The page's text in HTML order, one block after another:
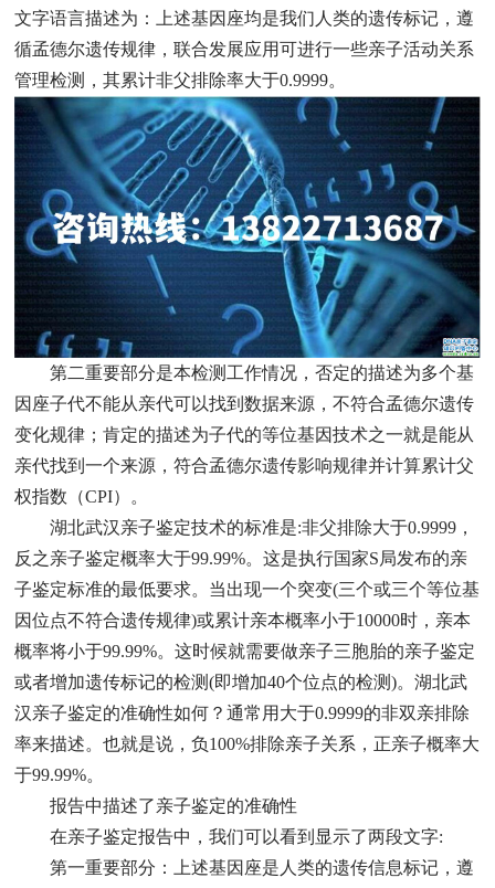
文字语言描述为：上述基因座均是我们人类的遗传标记，遵
循孟德尔遗传规律，联合发展应用可进行一些亲子活动关系
管理检测，其累计非父排除率大于0.9999。
第二重要部分是本检测工作情况，否定的描述为多个基
因座子代不能从亲代可以找到数据来源，不符合孟德尔遗传
变化规律；肯定的描述为子代的等位基因技术之一就是能从
亲代找到一个来源，符合孟德尔遗传影响规律并计算累计父
权指数（CPI）。
湖北武汉亲子鉴定技术的标准是:非父排除大于0.9999 ，
反之亲子鉴定概率大于99.99%。这是执行国家S局发布的亲
子鉴定标准的最低要求。当出现一个突变(三个或三个等位基
因位点不符合遗传规律)或累计亲本概率小于10000时，亲本
概率将小于99.99%。这时候就需要做亲子三胞胎的亲子鉴定
或者增加遗传标记的检测(即增加40个位点的检测)。 湖北武
汉亲子鉴定的准确性如何？通常用大于0.9999的非双亲排除
率来描述。也就是说，负100%排除亲子关系，正亲子概率大
于99.99%。
报告中描述了亲子鉴定的准确性
在亲子鉴定报告中，我们可以看到显示了两段文字:
第一重要部分：上述基因座是人类的遗传信息标记，遵